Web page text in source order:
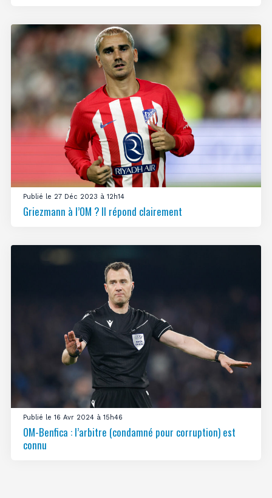
Publié le 27 Déc 2023 à 12h14
Griezmann à l’OM ? Il répond clairement
Publié le 16 Avr 2024 à 15h46
OM-Benfica : l’arbitre (condamné pour corruption) est
connu